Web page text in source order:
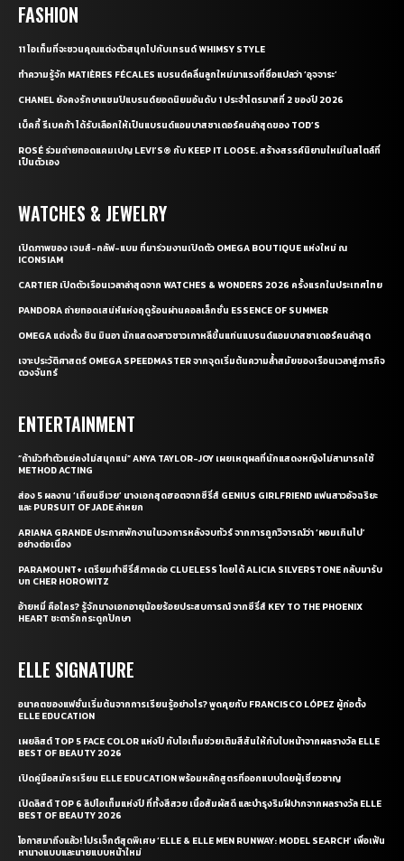
FASHION
11 ไอเท็มที่จะชวนคุณแต่งตัวสนุกไปกับเทรนด์ WHIMSY STYLE
ทำความรู้จัก MATIÈRES FÉCALES แบรนด์คลื่นลูกใหม่มาแรงที่ชื่อแปลว่า ‘อุจจาระ’
CHANEL ยังคงรักษาแชมป์แบรนด์ยอดนิยมอันดับ 1 ประจำไตรมาสที่ 2 ของปี 2026
เบ็คกี้ รีเบคก้า ได้รับเลือกให้เป็นแบรนด์แอมบาสซาเดอร์คนล่าสุดของ TOD’S
ROSÉ ร่วมถ่ายทอดแคมเปญ LEVI’S® กับ KEEP IT LOOSE. สร้างสรรค์นิยามใหม่ในสไตล์ที่
เป็นตัวเอง
WATCHES & JEWELRY
เปิดภาพของ เจมส์-กลัฟ-แบม ที่มาร่วมงานเปิดตัว OMEGA BOUTIQUE แห่งใหม่ ณ
ICONSIAM
CARTIER เปิดตัวเรือนเวลาล่าสุดจาก WATCHES & WONDERS 2026 ครั้งแรกในประเทศไทย
PANDORA ถ่ายทอดเสน่ห์แห่งฤดูร้อนผ่านคอลเล็กชั่น ESSENCE OF SUMMER
OMEGA แต่งตั้ง ชิน มินอา นักแสดงสาวชาวเกาหลีขึ้นแท่นแบรนด์แอมบาสซาเดอร์คนล่าสุด
เจาะประวัติศาสตร์ OMEGA SPEEDMASTER จากจุดเริ่มต้นความล้ำสมัยของเรือนเวลาสู่ภารกิจ
ดวงจันทร์
ENTERTAINMENT
“ถ้ามัวทำตัวแย่คงไม่สนุกแน่” ANYA TAYLOR-JOY เผยเหตุผลที่นักแสดงหญิงไม่สามารถใช้
METHOD ACTING
ส่อง 5 ผลงาน ‘เถียนซีเวย’ นางเอกสุดฮอตจากซีรี่ส์ GENIUS GIRLFRIEND แฟนสาวอัจฉริยะ
และ PURSUIT OF JADE ล่าหยก
ARIANA GRANDE ประกาศพักงานในวงการหลังจบทัวร์ จากการถูกวิจารณ์ว่า ‘ผอมเกินไป’
อย่างต่อเนื่อง
PARAMOUNT+ เตรียมทำซีรี่ส์ภาคต่อ CLUELESS โดยได้ ALICIA SILVERSTONE กลับมารับ
บท CHER HOROWITZ
อ้ายหมี่ คือใคร? รู้จักนางเอกอายุน้อยร้อยประสบการณ์ จากซีรี่ส์ KEY TO THE PHOENIX
HEART ชะตารักกระดูกปักษา
ELLE SIGNATURE
อนาคตของแฟชั่นเริ่มต้นจากการเรียนรู้อย่างไร? พูดคุยกับ FRANCISCO LÓPEZ ผู้ก่อตั้ง
ELLE EDUCATION
เผยลิสต์ TOP 5 FACE COLOR แห่งปี กับไอเท็มช่วยเติมสีสันให้กับใบหน้าจากผลรางวัล ELLE
BEST OF BEAUTY 2026
เปิดคู่มือสมัครเรียน ELLE EDUCATION พร้อมหลักสูตรที่ออกแบบโดยผู้เชี่ยวชาญ
เปิดลิสต์ TOP 6 ลิปไอเท็มแห่งปี ที่ทั้งสีสวย เนื้อสัมผัสดี และบำรุงริมฝีปากจากผลรางวัล ELLE
BEST OF BEAUTY 2026
โอกาสมาถึงแล้ว! โปรเจ็กต์สุดพิเศษ ‘ELLE & ELLE MEN RUNWAY: MODEL SEARCH’ เพื่อเฟ้น
หานางแบบและนายแบบหน้าใหม่